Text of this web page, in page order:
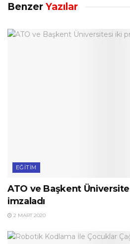
Benzer Yazılar
EĞITIM
ATO ve Başkent
imzaladı
2 MART 2020